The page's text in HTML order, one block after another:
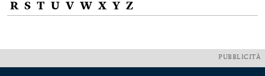
R S T U V W X Y Z
PUBBLICITÀ